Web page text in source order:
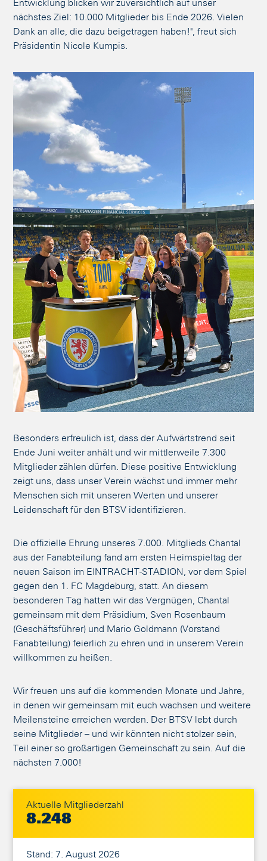
Entwicklung blicken wir zuversichtlich auf unser
nächstes Ziel: 10.000 Mitglieder bis Ende 2026. Vielen
Dank an alle, die dazu beigetragen haben!", freut sich
Präsidentin Nicole Kumpis.
Besonders erfreulich ist, dass der Aufwärtstrend seit
Ende Juni weiter anhält und wir mittlerweile 7.300
Mitglieder zählen dürfen. Diese positive Entwicklung
zeigt uns, dass unser Verein wächst und immer mehr
Menschen sich mit unseren Werten und unserer
Leidenschaft für den BTSV identifizieren.
Die offizielle Ehrung unseres 7.000. Mitglieds Chantal
aus der Fanabteilung fand am ersten Heimspieltag der
neuen Saison im EINTRACHT-STADION, vor dem Spiel
gegen den 1. FC Magdeburg, statt. An diesem
besonderen Tag hatten wir das Vergnügen, Chantal
gemeinsam mit dem Präsidium, Sven Rosenbaum
(Geschäftsführer) und Mario Goldmann (Vorstand
Fanabteilung) feierlich zu ehren und in unserem Verein
willkommen zu heißen.
Wir freuen uns auf die kommenden Monate und Jahre,
in denen wir gemeinsam mit euch wachsen und weitere
Meilensteine erreichen werden. Der BTSV lebt durch
seine Mitglieder – und wir könnten nicht stolzer sein,
Teil einer so großartigen Gemeinschaft zu sein. Auf die
nächsten 7.000!
Aktuelle Mitgliederzahl
8.248
Stand: 7. August 2026